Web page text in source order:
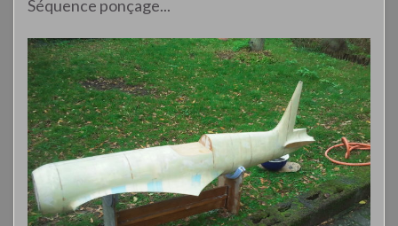
Séquence ponçage...